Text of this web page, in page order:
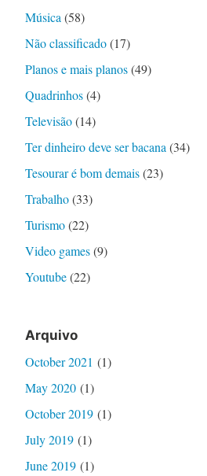
Música (58)
Não classificado(17)
Planos e mais planos(49)
Quadrinhos(4)
Televisão(14)
Ter dinheiro deve ser bacana (34)
Tesourar é bom demais(23)
Trabalho(33)
Turismo(22)
Video games(9)
Youtube(22)
Arquivo
October 2021 (1)
May 2020(1)
October 2019(1)
July 2019(1)
June 2019(1)